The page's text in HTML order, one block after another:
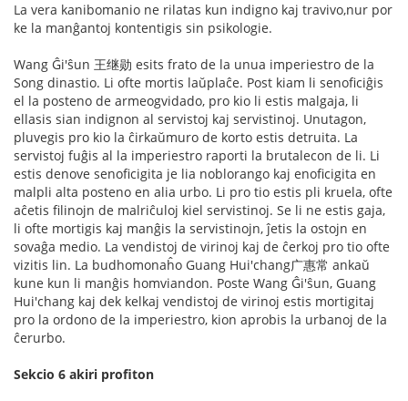
La vera kanibomanio ne rilatas kun indigno kaj travivo,nur por
ke la manĝantoj kontentigis sin psikologie.
Wang Ĝi'ŝun 王继勋 esits frato de la unua imperiestro de la
Song dinastio. Li ofte mortis laŭplaĉe. Post kiam li senoficiĝis
el la posteno de armeogvidado, pro kio li estis malgaja, li
ellasis sian indignon al servistoj kaj servistinoj. Unutagon,
pluvegis pro kio la ĉirkaŭmuro de korto estis detruita. La
servistoj fuĝis al la imperiestro raporti la brutalecon de li. Li
estis denove senoficigita je lia noblorango kaj enoficigita en
malpli alta posteno en alia urbo. Li pro tio estis pli kruela, ofte
aĉetis filinojn de malriĉuloj kiel servistinoj. Se li ne estis gaja,
li ofte mortigis kaj manĝis la servistinojn, ĵetis la ostojn en
sovaĝa medio. La vendistoj de virinoj kaj de ĉerkoj pro tio ofte
vizitis lin. La budhomonaĥo Guang Hui'chang广惠常 ankaŭ
kune kun li manĝis homviandon. Poste Wang Ĝi'ŝun, Guang
Hui'chang kaj dek kelkaj vendistoj de virinoj estis mortigitaj
pro la ordono de la imperiestro, kion aprobis la urbanoj de la
ĉerurbo.
Sekcio 6 akiri profiton